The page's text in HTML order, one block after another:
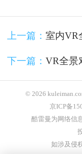
上一篇： 室内VR
下一篇： VR全景
© 2026
京ICP备
酷雷曼为网络信
如涉及侵